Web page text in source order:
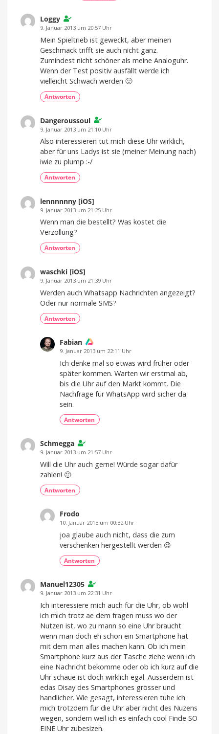
Loggy
9. Januar 2013 um 20:57 Uhr
Mein Spieltrieb ist geweckt, aber meinen
Geschmack trifft sie auch nicht ganz.
Zumindest nicht schöner als meine Analoguhr.
Wenn der Test positiv ausfällt werde ich
vielleicht Schwach werden 🙂
Antworten
Dangeroussoul
9. Januar 2013 um 21:10 Uhr
Also interessieren tut mich diese Uhr wirklich,
aber für uns Ladys ist sie (meiner Meinung nach)
iwie zu plump :-/
Antworten
lennnnnny [iOS]
9. Januar 2013 um 21:25 Uhr
Wenn man die bestellt? Was kostet die
Verzollung?
Antworten
waschki [iOS]
9. Januar 2013 um 21:39 Uhr
Werden auch Whatsapp Nachrichten angezeigt?
Oder nur normale SMS?
Antworten
Fabian
9. Januar 2013 um 22:11 Uhr
Ich denke mal so etwas wird früher oder
später kommen. Warten wir erstmal ab,
bis die Uhr auf den Markt kommt. Die
Nachfrage für WhatsApp wird sicher da
sein.
Antworten
Schmegga
9. Januar 2013 um 21:57 Uhr
Will die Uhr auch gerne! Würde sogar dafür
zahlen! 🙂
Antworten
Frodo
10. Januar 2013 um 00:32 Uhr
joa glaube auch nicht, dass die zum
verschenken hergestellt werden 😉
Antworten
Manuel12305
9. Januar 2013 um 22:31 Uhr
Ich interessiere mich auch für die Uhr, ob wohl
ich mich trotz ae dem fragen muss wo der
Nutzen ist, wo zu mann so eine Uhr braucht
wenn man doch eh schon ein Smartphone hat
mit dem man alles machen kann. Ob ich mein
Smartphone kurz aus der Tasche ziehe wenn ich
eine Nachricht bekomme oder ob ich kurz auf die
Uhr schaue ist doch wirklich egal. Ausserdem ist
edas Disay des Smartphones grösser und
handlicher. Wie gesagt, interessieren tuhe ich
mich trotzdem für die Uhr aber nicht des Nuzens
wegen, sondern weil ich es einfach cool Finde SO
EINE Uhr zubesizen.